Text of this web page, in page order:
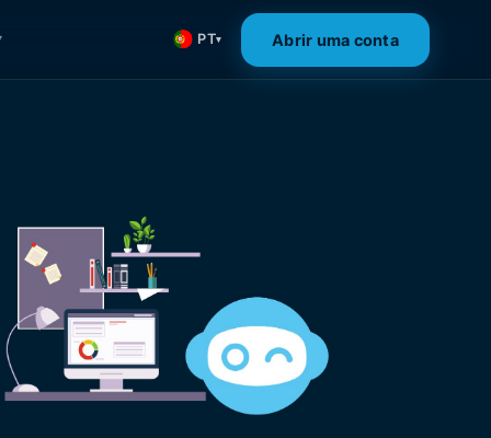
PT▾ Abrir uma conta